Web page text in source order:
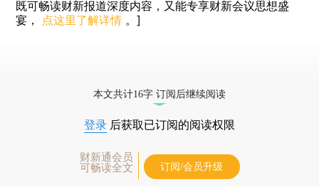
既可畅读财新报道深度内容，又能专享财新会议思想盛
宴， 点这里了解详情 。]
本文共计16字 订阅后继续阅读
登录 后获取已订阅的阅读权限
财新通会员
可畅读全文
订阅/会员升级